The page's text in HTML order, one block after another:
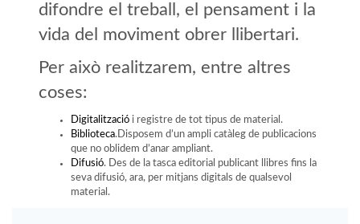
difondre el treball, el pensament i la
vida del moviment obrer llibertari.
Per això realitzarem, entre altres
coses:
Digitalització i registre de tot tipus de material.
Biblioteca.Disposem d’un ampli catàleg de publicacions
que no oblidem d’anar ampliant.
Difusió. Des de la tasca editorial publicant llibres fins la
seva difusió, ara, per mitjans digitals de qualsevol
material.